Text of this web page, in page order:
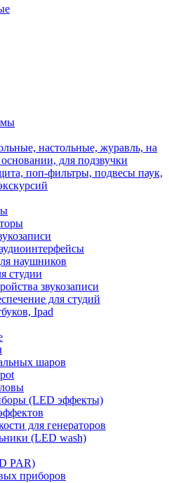
настольные, журавль, на
для подзвучки
поп-фильтры, подвесы паук,
наушников
студии
звукозаписи
для студий
Ipad
шаров
(LED эффекты)
для генераторов
(LED wash)
PAR)
приборов